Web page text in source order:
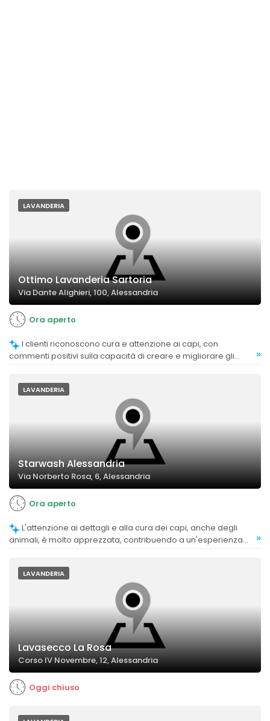
LAVANDERIA
Ottimo Lavanderia Sartoria
Via Dante Alighieri, 100, Alessandria
Ora aperto
commenti positivi sulla capacità di creare e migliorare gli
»
LAVANDERIA
Starwash Alessandria
Via Norberto Rosa, 6, Alessandria
Ora aperto
animali, è molto apprezzata, contribuendo a un'esperienza
»
LAVANDERIA
Lavasecco La Rosa
Corso IV Novembre, 12, Alessandria
Oggi chiuso